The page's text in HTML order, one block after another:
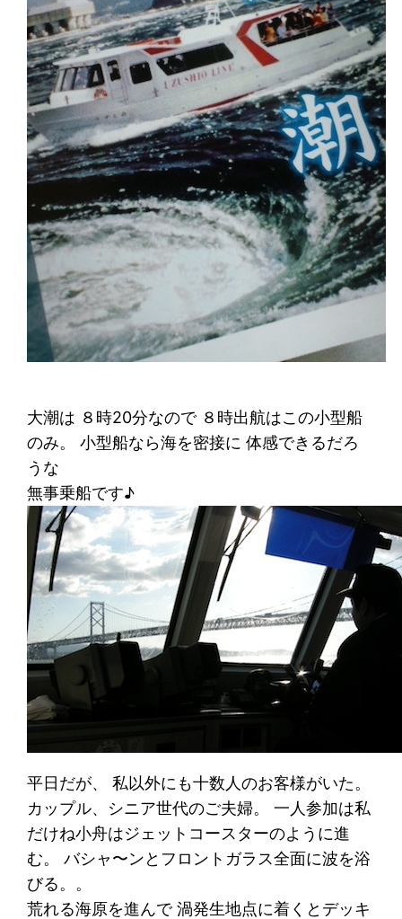
大潮は ８時20分なので ８時出航はこの小型船
のみ。 小型船なら海を密接に 体感できるだろ
うな
無事乗船です♪
平日だが、 私以外にも十数人のお客様がいた。
カップル、シニア世代のご夫婦。 一人参加は私
だけね小舟はジェットコースターのように進
む。 バシャ〜ンとフロントガラス全面に波を浴
びる。。
荒れる海原を進んで 渦発生地点に着くとデッキ